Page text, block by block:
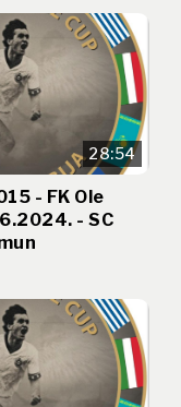
28:54
- FK Ole
- SC